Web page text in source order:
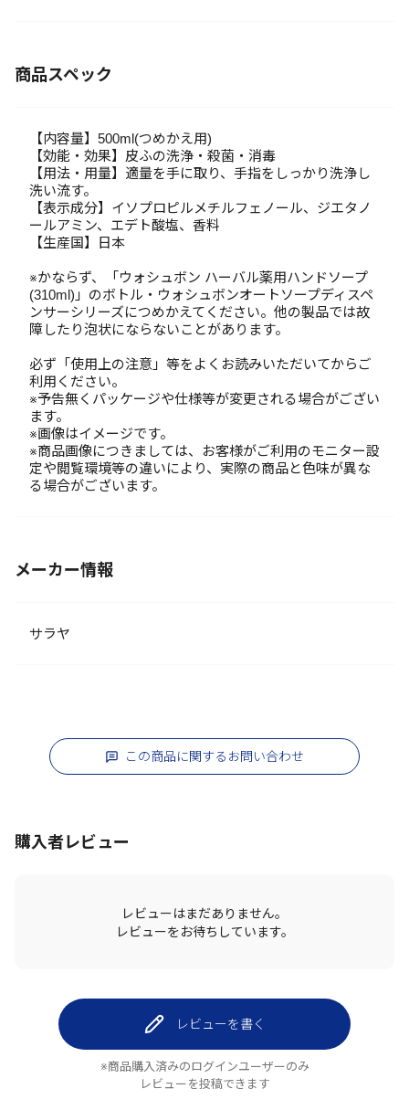
商品スペック
【内容量】500ml(つめかえ用)
【効能・効果】皮ふの洗浄・殺菌・消毒
【用法・用量】適量を手に取り、手指をしっかり洗浄し
洗い流す。
【表示成分】イソプロピルメチルフェノール、ジエタノ
ールアミン、エデト酸塩、香料
【生産国】日本
※かならず、「ウォシュボン ハーバル薬用ハンドソープ
(310ml)」のボトル・ウォシュボンオートソープディスペ
ンサーシリーズにつめかえてください。他の製品では故
障したり泡状にならないことがあります。
必ず「使用上の注意」等をよくお読みいただいてからご
利用ください。
※予告無くパッケージや仕様等が変更される場合がござい
ます。
※画像はイメージです。
※商品画像につきましては、お客様がご利用のモニター設
定や閲覧環境等の違いにより、実際の商品と色味が異な
る場合がございます。
メーカー情報
サラヤ
この商品に関するお問い合わせ
購入者レビュー
レビューはまだありません。
レビューをお待ちしています。
レビューを書く
※商品購入済みのログインユーザーのみ
レビューを投稿できます